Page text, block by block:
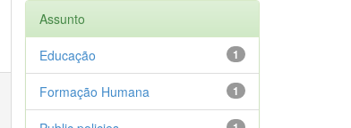
Assunto
1
Educação
1
Formação Humana